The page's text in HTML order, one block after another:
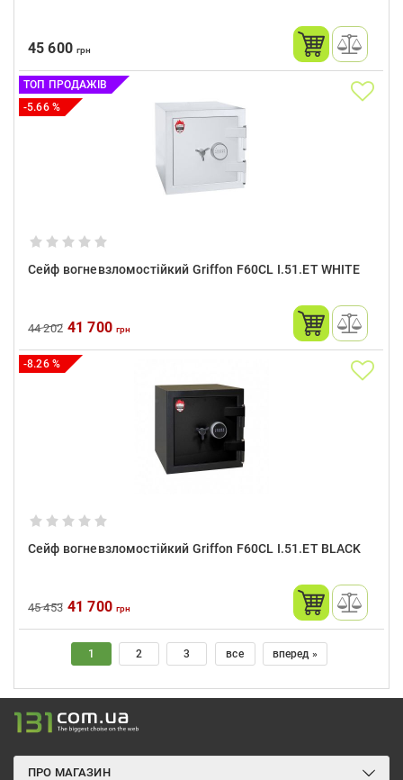
45 600грн
ТОП ПРОДАЖІВ
-5.66 %
Сейф вогневзломостійкий Griffon F60CL I.51.ET WHITE
44 202 41 700 грн
-8.26 %
Сейф вогневзломостійкий Griffon F60CL I.51.ET BLACK
45 453 41 700 грн
1 2 3 все вперед »
ПРО МАГАЗИН